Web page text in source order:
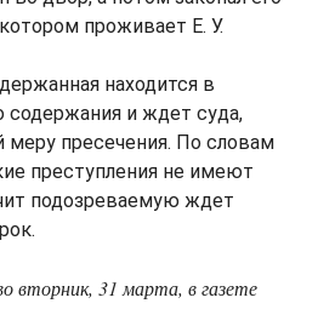
проживает Е. У.
находится в
содержания и ждет суда,
меру пресечения. По словам
преступления не имеют
подозреваемую ждет
вторник, 31 марта, в газете